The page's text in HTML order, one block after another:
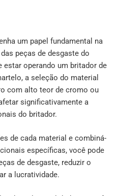
um papel fundamental na
peças de desgaste do
estar operando um britador de
a seleção do material
com alto teor de cromo ou
significativamente a
do britador.
de cada material e combiná-
específicas, você pode
de desgaste, reduzir o
a lucratividade.